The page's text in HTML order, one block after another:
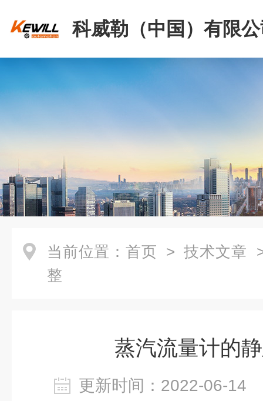
科威勒（中国）有限
当前位置： 首页 > 技术文章
整
蒸汽流量计的
更新时间：2022-06-